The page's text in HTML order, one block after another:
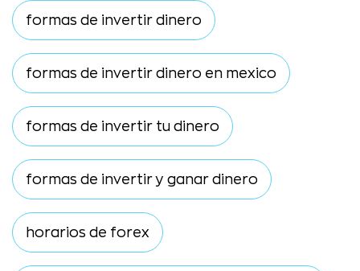
formas de invertir dinero
formas de invertir dinero en mexico
formas de invertir tu dinero
formas de invertir y ganar dinero
horarios de forex